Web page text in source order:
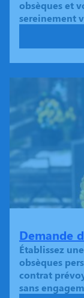
obsèques et
sereinement
Demande
Établissez
obsèques
contrat
sans